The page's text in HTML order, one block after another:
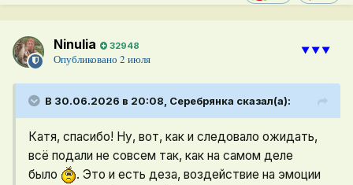
Ninulia 32948
Опубликовано 2 июля
⯆⯆⯆
В 30.06.2026 в 20:08, Серебрянка сказал(а):
Катя, спасибо! Ну, вот, как и следовало ожидать,
всё подали не совсем так, как на самом деле
было
. Это и есть деза, воздействие на эмоции